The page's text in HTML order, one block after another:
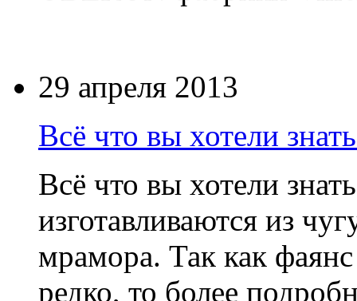
29 апреля 2013
Всё что вы хотели
Всё что вы хотели
изготавливаются из
мрамора. Так как
редко, то более